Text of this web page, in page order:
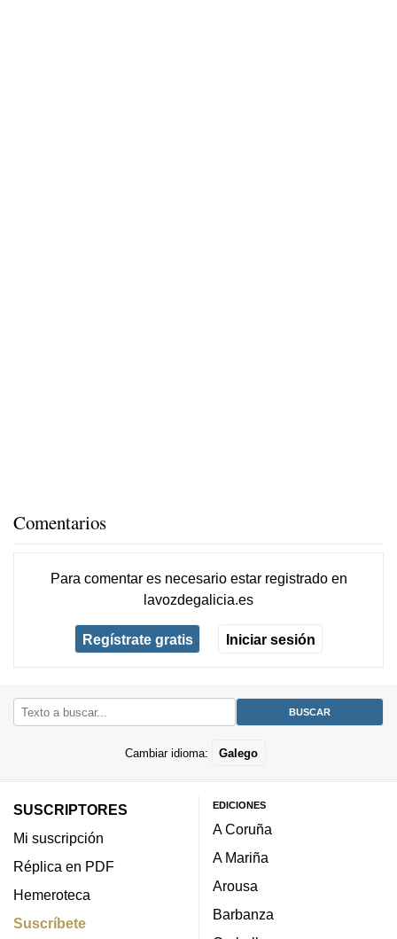
Comentarios
Para comentar es necesario estar registradoen
lavozdegalicia.es
Regístrate gratis Iniciar sesión
Cambiar idioma: Galego
SUSCRIPTORES
Mi suscripción
Réplica en PDF
Hemeroteca
Suscríbete
EDICIONES
A Coruña
A Mariña
Arousa
Barbanza